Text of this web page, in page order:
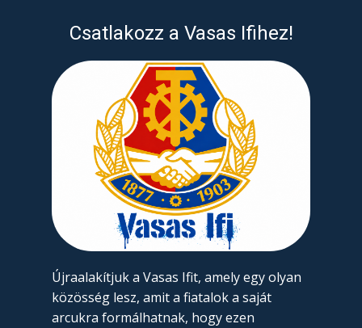
Csatlakozz a Vasas Ifihez!
Újraalakítjuk a Vasas Ifit, amely egy olyan
közösség lesz, amit a fiatalok a saját
arcukra formálhatnak, hogy ezen